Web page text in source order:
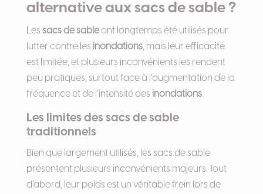
alternative aux sacs de sable ?
Les sacs de sableont longtemps été utilisés pour
lutter contre les inondations, mais leur efficacité
est limitée, et plusieurs inconvénients les rendent
peu pratiques, surtout face à l’augmentation de la
fréquence et de l’intensité des inondations.
Les limites des sacs de sable
traditionnels
Bien que largement utilisés, les sacs de sable
présentent plusieurs inconvénients majeurs. Tout
d’abord, leur poids est un véritable frein lors de